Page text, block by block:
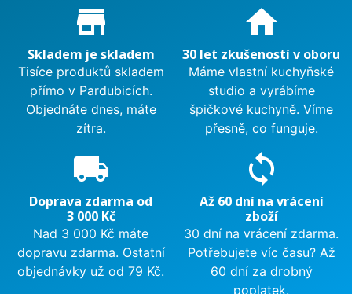
Proč nakupovat u nás?
store_mall_directory
Skladem je skladem
Tisíce produktů skladem
přímo v Pardubicích.
Objednáte dnes, máte
zítra.
home
30 let zkušeností v oboru
Máme vlastní kuchyňské
studio a vyrábíme
špičkové kuchyně. Víme
přesně, co funguje.
local_shipping
Doprava zdarma od
3 000 Kč
Nad 3 000 Kč máte
dopravu zdarma. Ostatní
objednávky už od 79 Kč.
sync
Až 60 dní na vrácení
zboží
30 dní na vrácení zdarma.
Potřebujete víc času? Až
60 dní za drobný
poplatek.